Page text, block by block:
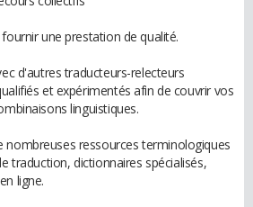
une prestation de qualité.
d'autres traducteurs-relecteurs
et expérimentés afin de couvrir vos
linguistiques.
nombreuses ressources terminologiques
traduction, dictionnaires spécialisés,
ligne.